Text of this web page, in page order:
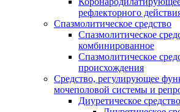
рефлекторного
Спазмолитическое средство
Спазмолитическое
комбинированное
Спазмолитическое
происхождения
Средство, регулирующее
мочеполовой системы и
Диуретическое средство